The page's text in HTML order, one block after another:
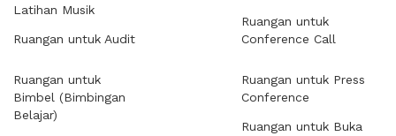
Latihan Musik
Ruangan untuk Audit
Ruangan untuk
Conference Call
Ruangan untuk
Bimbel (Bimbingan
Belajar)
Ruangan untuk Press
Conference
Ruangan untuk Buka